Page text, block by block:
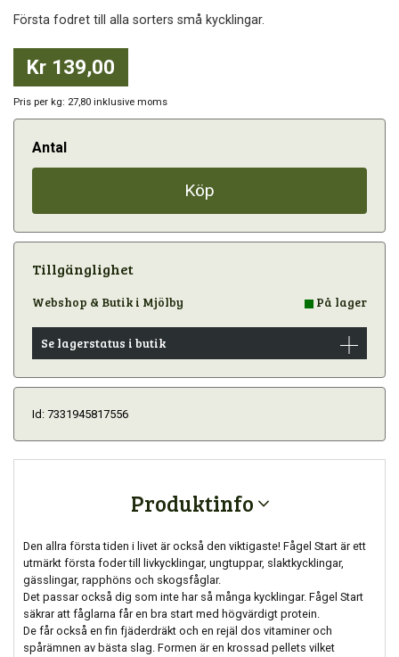
Första fodret till alla sorters små kycklingar.
Kr 139,00
Pris per kg: 27,80 inklusive moms
Antal
Köp
Tillgänglighet
Webshop & Butik i Mjölby På lager
Se lagerstatus i butik
Id: 7331945817556
Produktinfo
Den allra första tiden i livet är också den viktigaste! Fågel Start är ett
utmärkt första foder till livkycklingar, ungtuppar, slaktkycklingar,
gässlingar, rapphöns och skogsfåglar.
Det passar också dig som inte har så många kycklingar. Fågel Start
säkrar att fåglarna får en bra start med högvärdigt protein.
De får också en fin fjäderdräkt och en rejäl dos vitaminer och
spårämnen av bästa slag. Formen är en krossad pellets vilket